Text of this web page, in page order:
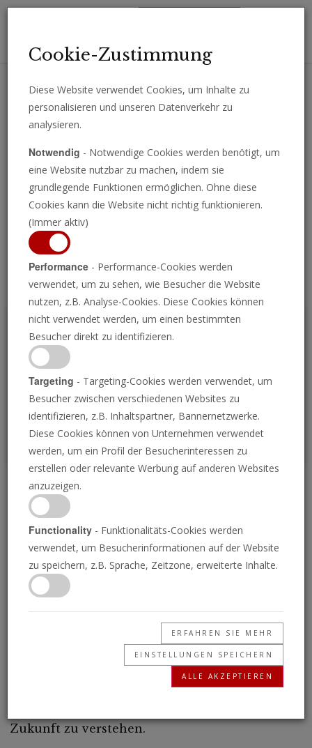
Erhalten Sie wichtige Analysen, Kommentare und Nachrichten
Programm ansehen
P
Das James Webb
Teleskop und Ihr
Potenzial
Das James Webb Weltraumteleskop macht das
Universum für die Menschheit sichtbarer als je
zuvor. Erfahren Sie, wie die Betrachtung des
Universums Ihnen helfen kann, Ihr
Zukunft zu verstehen.
Cookie-Zustimmung
Diese Website verwendet Cookies, um Inhalte zu
personalisieren und unseren Datenverkehr zu
analysieren.
Notwendig - Notwendige Cookies werden benötigt, um
eine Website nutzbar zu machen, indem sie
grundlegende Funktionen ermöglichen. Ohne diese
Cookies kann die Website nicht richtig funktionieren.
(Immer aktiv)
Performance - Performance-Cookies werden
verwendet, um zu sehen, wie Besucher die Website
nutzen, z.B. Analyse-Cookies. Diese Cookies können
nicht verwendet werden, um einen bestimmten
Besucher direkt zu identifizieren.
Targeting - Targeting-Cookies werden verwendet, um
Besucher zwischen verschiedenen Websites zu
identifizieren, z.B. Inhaltspartner, Bannernetzwerke.
Diese Cookies können von Unternehmen verwendet
werden, um ein Profil der Besucherinteressen zu
erstellen oder relevante Werbung auf anderen Websites
anzuzeigen.
Functionality - Funktionalitäts-Cookies werden
verwendet, um Besucherinformationen auf der Website
zu speichern, z.B. Sprache, Zeitzone, erweiterte Inhalte.
ERFAHREN SIE MEHR
EINSTELLUNGEN SPEICHERN
ALLE AKZEPTIEREN